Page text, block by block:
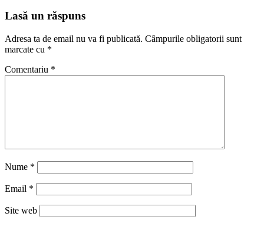
Lasă un răspuns
Adresa ta de email nu va fi publicată. Câmpurile obligatorii sunt
marcate cu *
Comentariu *
Nume *
Email *
Site web